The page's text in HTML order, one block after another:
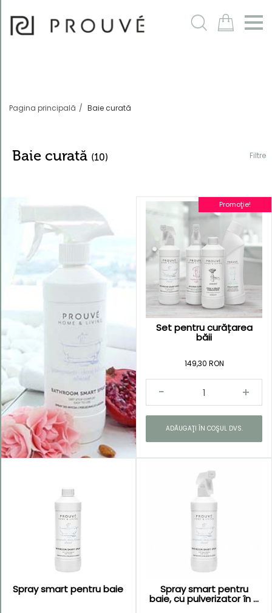
m
Pagina principală Baie curată
Baie curată (10) Filtre
Promoţie!
Set pentru curățarea
băii
149,30 RON
ADĂUGAŢI ÎN COŞUL DVS.
Spray smart pentru baie Spray smart pentru
baie, cu pulverizator în ...
Filtre
Ordonează
În mod
implicit
strălucitoare
Baie
curată
Rufe
parfumate
Universale